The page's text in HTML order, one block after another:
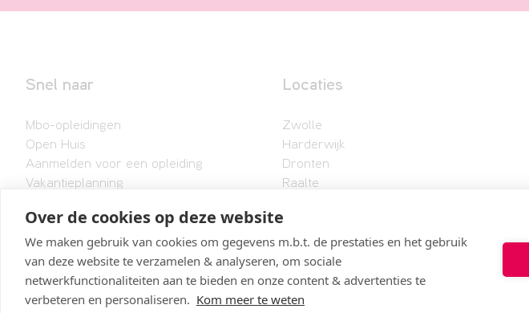
Over de cookies op deze website
We maken gebruik van cookies om gegevens m.b.t. de prestaties en het gebruik
van deze website te verzamelen & analyseren, om sociale
netwerkfunctionaliteiten aan te bieden en onze content & advertenties te
verbeteren en personaliseren. Kom meer te weten
Snel naar
Mbo-opleidingen
Open Huis
Aanmelden voor een opleiding
Vakantieplanning
Locaties
Zwolle
Harderwijk
Dronten
Raalte